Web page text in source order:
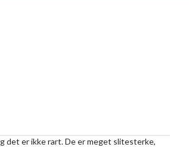
det er ikke rart. De er meget slitesterke,